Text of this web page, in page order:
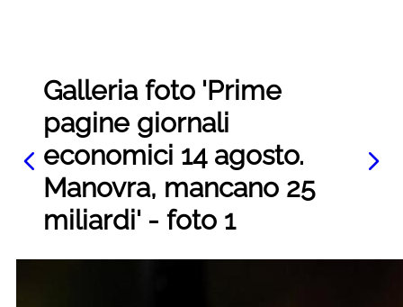
Galleria foto 'Prime
pagine giornali
economici 14 agosto.
Manovra, mancano 25
miliardi' - foto 1